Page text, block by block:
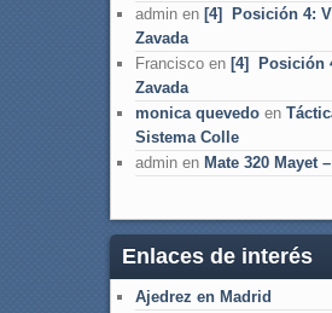
adminen [4] Posición 4:
Zavada
Franciscoen [4] Posición
Zavada
monica quevedoen
Sistema Colle
adminen Mate 320 Mayet
Enlaces de interés
Ajedrez en Madrid